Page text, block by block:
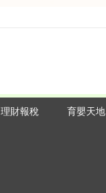
理財報稅 育嬰天地